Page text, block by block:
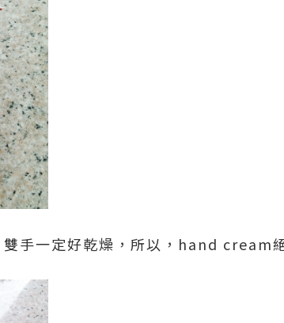
手一定好乾燥，所以，hand cream